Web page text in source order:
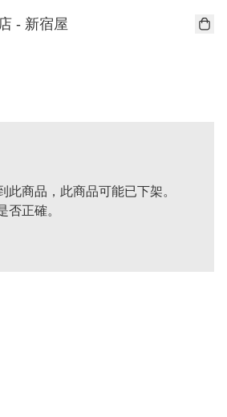
- 新宿屋
此商品，此商品可能已下架。
否正確。